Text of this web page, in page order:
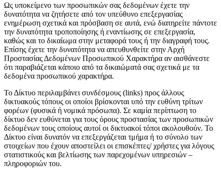
Ως υποκείμενο των προσωπικών σας δεδομένων έχετε την
δυνατότητα να ζητήσετε από τον υπεύθυνο επεξεργασίας
ενημέρωση σχετικά και πρόσβαση σε αυτά, ενώ διατηρείτε πάντοτε
την δυνατότητα τροποποίησης ή εναντίωσης σε επεξεργασία,
καθώς και το δικαίωμα στην μεταφορά τους ή την διαγραφή τους.
Επίσης έχετε την δυνατότητα να απευθυνθείτε στην Αρχή
Προστασίας Δεδομένων Προσωπικού Χαρακτήρα αν αισθάνεστε
ότι παραβιάζεται κάποιο από τα δικαιώματά σας σχετικά με τα
δεδομένα προσωπικού χαρακτήρα.
Το Δίκτυο περιλαμβάνει συνδέσμους (links) προς άλλους
δικτυακούς τόπους οι οποίοι βρίσκονται υπό την ευθύνη τρίτων
φορέων (φυσικά ή νομικά πρόσωπα). Σε καμία περίπτωση το
δίκτυο δεν ευθύνεται για τους όρους προστασίας των προσωπικών
δεδομένων τους οποίους αυτοί οι δικτυακοί τόποι ακολουθούν. Το
Δίκτυο είναι δυνατόν να επεξεργάζεται τμήμα ή το σύνολο των
στοιχείων που έχουν αποστείλει οι επισκέπτες/ χρήστες για λόγους
στατιστικούς και βελτίωσης των παρεχομένων υπηρεσιών –
πληροφοριών του.